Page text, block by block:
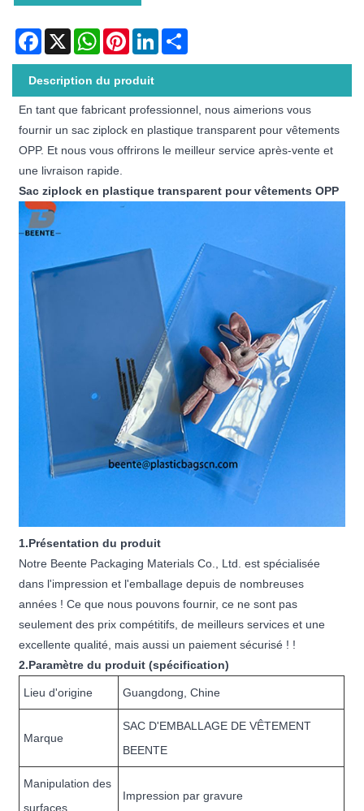
Facebook
X WhatsAppPinterestLinkedIn
Description du produit
En tant que fabricant professionnel, nous aimerions vous
fournir un sac ziplock en plastique transparent pour vêtements
OPP. Et nous vous offrirons le meilleur service après-vente et
une livraison rapide.
Sac ziplock en plastique transparent pour vêtements OPP
1.Présentation du produit
Notre Beente Packaging Materials Co., Ltd. est spécialisée
dans l'impression et l'emballage depuis de nombreuses
années ! Ce que nous pouvons fournir, ce ne sont pas
seulement des prix compétitifs, de meilleurs services et une
excellente qualité, mais aussi un paiement sécurisé ! !
2.Paramètre du produit (spécification)
Lieu d'origine Guangdong, Chine
Marque
SAC D'EMBALLAGE DE VÊTEMENT
BEENTE
Manipulation des
surfaces
Impression par gravure